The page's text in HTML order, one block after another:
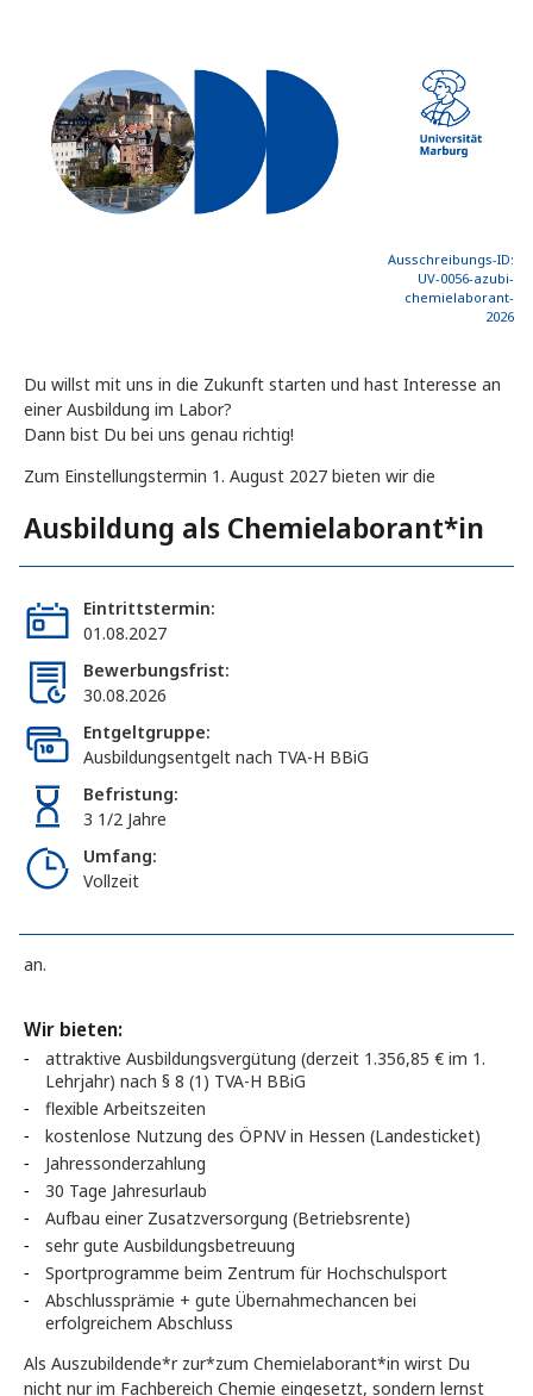
Ausschreibungs-ID:
UV-0056-azubi-
chemielaborant-
2026
Eintrittstermin:
01.08.2027
Bewerbungsfrist:
30.08.2026
Entgeltgruppe:
Ausbildungsentgelt nach TVA-H BBiG
Befristung:
3 1/2 Jahre
Umfang:
Vollzeit
Du willst mit uns in die Zukunft starten und hast Interesse an
einer Ausbildung im Labor?
Dann bist Du bei uns genau richtig!
Zum Einstellungstermin 1. August 2027 bieten wir die
Ausbildung als Chemielaborant*in
an.
Wir bieten:
attraktive Ausbildungsvergütung (derzeit 1.356,85 € im 1.
Lehrjahr) nach § 8 (1) TVA-H BBiG
flexible Arbeitszeiten
kostenlose Nutzung des ÖPNV in Hessen (Landesticket)
Jahressonderzahlung
30 Tage Jahresurlaub
Aufbau einer Zusatzversorgung (Betriebsrente)
sehr gute Ausbildungsbetreuung
Sportprogramme beim Zentrum für Hochschulsport
Abschlussprämie + gute Übernahmechancen bei
erfolgreichem Abschluss
Als Auszubildende*r zur*zum Chemielaborant*in wirst Du
nicht nur im Fachbereich Chemie eingesetzt, sondern lernst